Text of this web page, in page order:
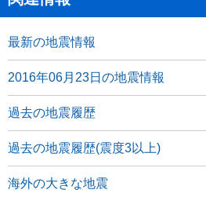
最新の地震情報
2016年06月23日の地震情報
過去の地震履歴
過去の地震履歴(震度3以上)
海外の大きな地震